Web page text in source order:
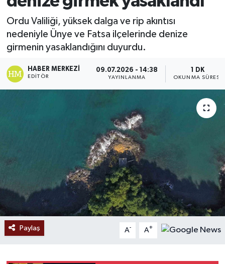
Ordu Valiliği, yüksek dalga ve rip akıntısı
nedeniyle Ünye ve Fatsa ilçelerinde denize
girmenin yasaklandığını duyurdu.
HABER MERKEZI
EDITÖR
09.07.2026 - 14:38
YAYINLANMA
1 DK
OKUNMA SÜRESI
Paylaş A- A+
Ekonomi
Sağlık
Tokat Haber